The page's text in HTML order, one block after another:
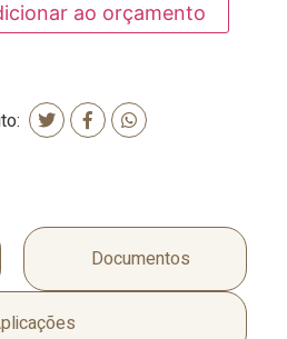
ao orçamento
Documentos